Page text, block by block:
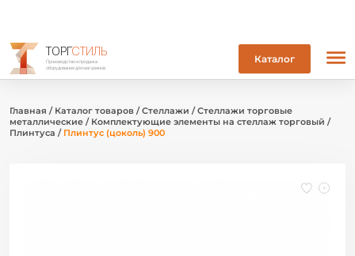
ТОРГСТИЛЬ
Производство и продажа
оборудования для магазинов
Каталог
Главная / Каталог товаров /Стеллажи /Стеллажи торговые
металлические / Комплектующие элементы на стеллаж торговый /
Плинтуса / Плинтус (цоколь) 900